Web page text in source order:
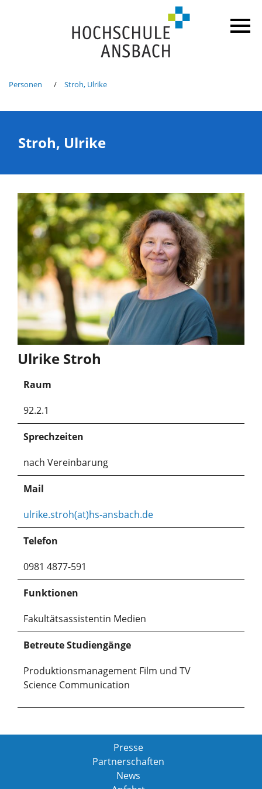
Personen Stroh, Ulrike
Stroh, Ulrike
Ulrike Stroh
Raum
92.2.1
Sprechzeiten
nach Vereinbarung
Mail
ulrike.stroh(at)hs-ansbach.de
Telefon
0981 4877-591
Funktionen
Fakultätsassistentin Medien
Betreute Studiengänge
Produktionsmanagement Film und TV
Science Communication
Presse
Partnerschaften
News